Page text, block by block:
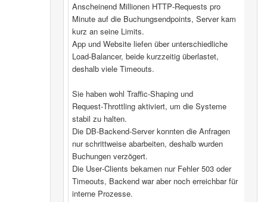
Anscheinend Millionen HTTP‑Requests pro
Minute auf die Buchungsendpoints, Server kam
kurz an seine Limits.
App und Website liefen über unterschiedliche
Load‑Balancer, beide kurzzeitig überlastet,
deshalb viele Timeouts.
Sie haben wohl Traffic‑Shaping und
Request‑Throttling aktiviert, um die Systeme
stabil zu halten.
Die DB‑Backend-Server konnten die Anfragen
nur schrittweise abarbeiten, deshalb wurden
Buchungen verzögert.
Die User‑Clients bekamen nur Fehler 503 oder
Timeouts, Backend war aber noch erreichbar für
interne Prozesse.